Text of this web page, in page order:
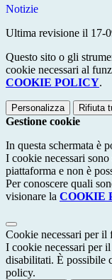
Notizie
Ultima revisione il 17-
Questo sito o gli
cookie necessari al
COOKIE POLICY.
Personalizza Rifiuta
Gestione cookie
In questa schermata è
I cookie necessari
piattaforma e non è
Per conoscere quali
visionare la COOKIE
Cookie necessari per il
I cookie necessari per
disabilitati. È possibile
policy.